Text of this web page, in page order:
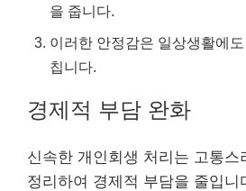
을 줍니다.
이러한 안정감은 일상생활에
칩니다.
경제적 부담 완화
신속한 개인회생 처리는 고통스
정리하여 경제적 부담을 줄입니